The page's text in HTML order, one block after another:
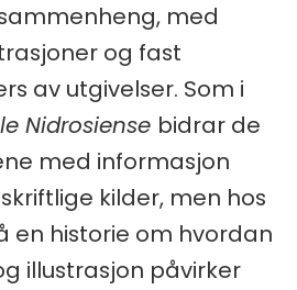
med
og fast
av utgivelser. Som i
Nidrosiense bidrar de
med informasjon
kilder, men hos
en historie om hvordan
illustrasjon påvirker